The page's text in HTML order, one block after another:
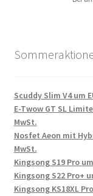
Scuddy Slim V4 um
E-Twow GT SL
MwSt.
Nosfet Aeon mit
MwSt.
Kingsong S19 Pro
Kingsong S22 Pro+
Kingsong KS18XL